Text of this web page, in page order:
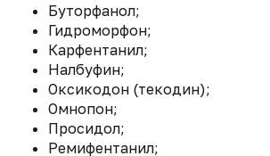
Буторфанол;
Гидроморфон;
Карфентанил;
Налбуфин;
Оксикодон (текодин);
Омнопон;
Просидол;
Ремифентанил;